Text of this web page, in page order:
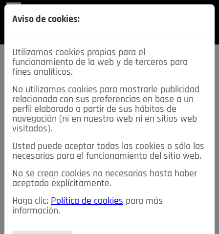
SECCIONES
descarga esta
REVISTA
≡NOTICIAS
NOTICIAS SERVICIOS DE INTERÉS
TABLÓN DE ANUNCIOS MIS ANUNCIOS CONTACTO
NOSOTROS
Aviso de cookies:
Utilizamos cookies propias para el
funcionamiento de la web y de terceros para
fines analíticos.
No utilizamos cookies para mostrarle publicidad
relacionada con sus preferencias en base a un
perfil elaborado a partir de sus hábitos de
navegación (ni en nuestra web ni en sitios web
visitados).
Usted puede aceptar todas las cookies o sólo las
necesarias para el funcionamiento del sitio web.
No se crean cookies no necesarias hasta haber
aceptado explícitamente.
Haga clic: Política de cookies para más
información.